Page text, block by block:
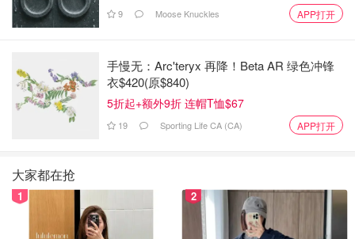
图片来自于weibo@央视新闻 ，版权属于原作者
可以说只要能进入决赛的，无一不是在数学领域有着极强天
赋的精英选手！
排在姜萍后面的，有国家奥赛集训队的成员，高考理科状
9 Moose Knuckles APP打开
手慢无：Arc'teryx 再降！Beta AR 绿色冲锋
衣$420(原$840)
5折起+额外9折 连帽T恤$67
19 Sporting Life CA (CA) APP打开
大家都在抢
1 2